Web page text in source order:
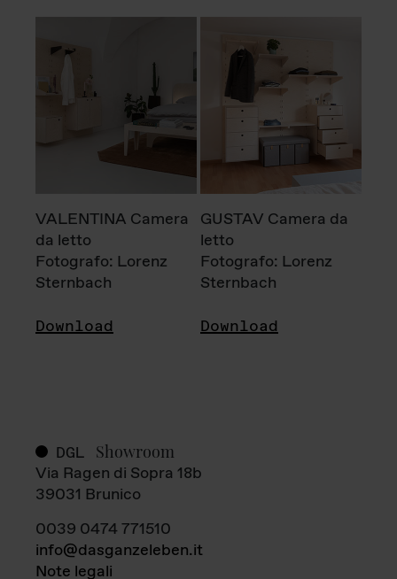
VALENTINA Camera
da letto
Fotografo: Lorenz
Sternbach
Download
GUSTAV Camera da
letto
Fotografo: Lorenz
Sternbach
Download
DGL Showroom
Via Ragen di Sopra 18b
39031 Brunico
0039 0474 771510
info@dasganzeleben.it
Note legali